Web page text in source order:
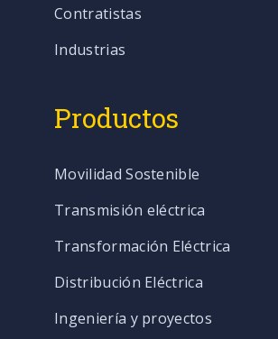
Contratistas
Industrias
Productos
Movilidad Sostenible
Transmisión eléctrica
Transformación Eléctrica
Distribución Eléctrica
Ingeniería y proyectos